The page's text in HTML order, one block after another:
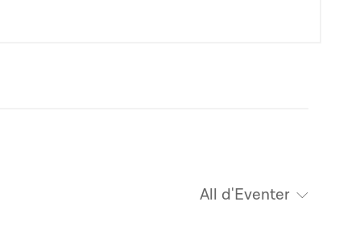
All d'Eventer